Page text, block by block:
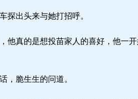
探出头来与她打招呼。
真的是想投苗家人的喜好，他一
，脆生生的问道。